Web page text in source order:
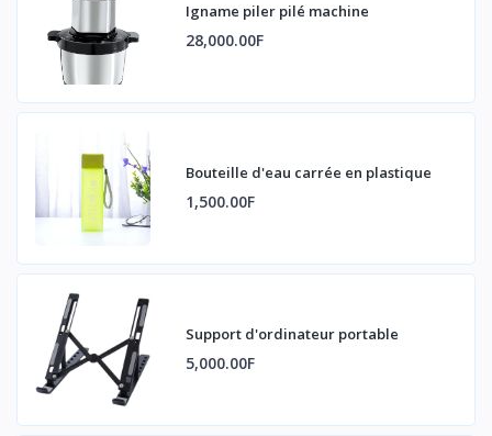
Igname piler pilé machine
28,000.00F
Bouteille d'eau carrée en plastique
1,500.00F
Support d'ordinateur portable
5,000.00F